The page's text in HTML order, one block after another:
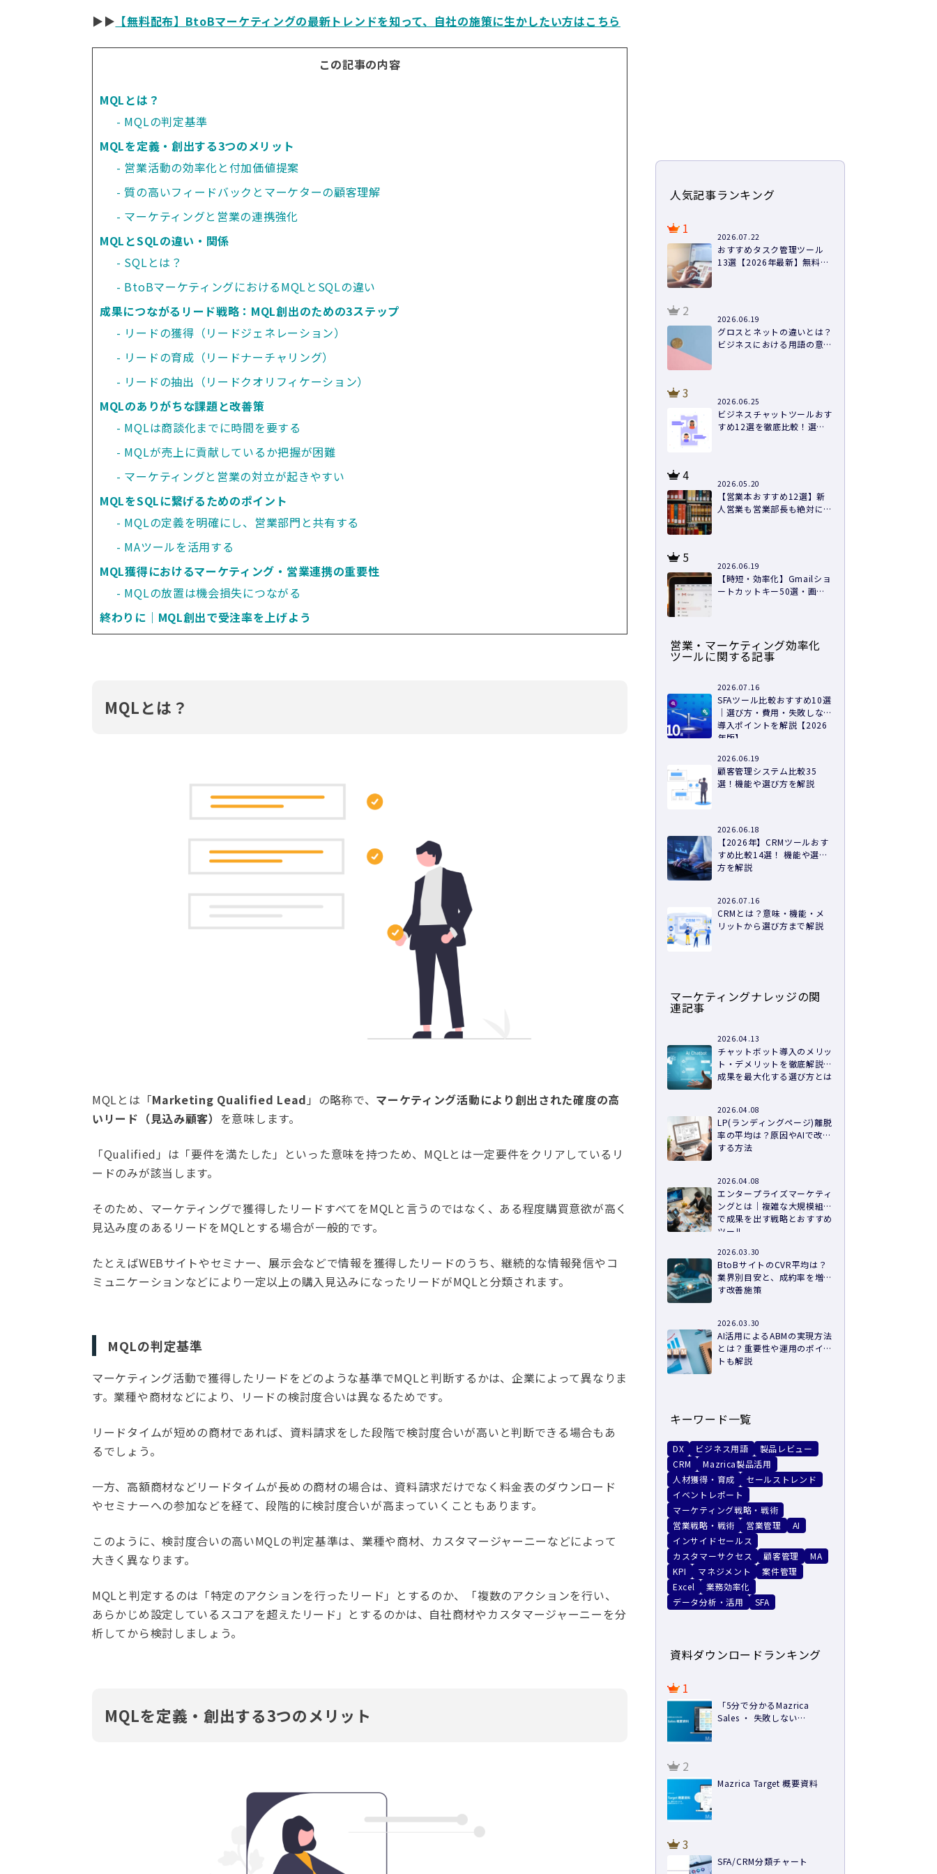
▶︎▶︎ 【無料配布】BtoBマーケティングの最新トレンドを知って、自社の施策に生かしたい方はこちら
この記事の内容
MQLとは？
MQLの判定基準
MQLを定義・創出する3つのメリット
営業活動の効率化と付加価値提案
質の高いフィードバックとマーケターの顧客理解
マーケティングと営業の連携強化
MQLとSQLの違い・関係
SQLとは？
BtoBマーケティングにおけるMQLとSQLの違い
成果につながるリード戦略：MQL創出のための3ステップ
リードの獲得（リードジェネレーション）
リードの育成（リードナーチャリング）
リードの抽出（リードクオリフィケーション）
MQLのありがちな課題と改善策
MQLは商談化までに時間を要する
MQLが売上に貢献しているか把握が困難
マーケティングと営業の対立が起きやすい
MQLをSQLに繋げるためのポイント
MQLの定義を明確にし、営業部門と共有する
MAツールを活用する
MQL獲得におけるマーケティング・営業連携の重要性
MQLの放置は機会損失につながる
終わりに｜MQL創出で受注率を上げよう
MQLとは？
MQLとは「Marketing Qualified Lead 」の略称で、 マーケティング活動により創出された確度の高
いリード（見込み顧客） を意味します。
「Qualified」は「要件を満たした」といった意味を持つため、MQLとは一定要件をクリアしているリ
ードのみが該当します。
そのため、マーケティングで獲得したリードすべてをMQLと言うのではなく、ある程度購買意欲が高く
見込み度のあるリードをMQLとする場合が一般的です。
たとえばWEBサイトやセミナー、展示会などで情報を獲得したリードのうち、継続的な情報発信やコ
ミュニケーションなどにより一定以上の購入見込みになったリードがMQLと分類されます。
MQLの判定基準
マーケティング活動で獲得したリードをどのような基準でMQLと判断するかは、企業によって異なりま
す。業種や商材などにより、リードの検討度合いは異なるためです。
リードタイムが短めの商材であれば、資料請求をした段階で検討度合いが高いと判断できる場合もあ
るでしょう。
一方、高額商材などリードタイムが長めの商材の場合は、資料請求だけでなく料金表のダウンロード
やセミナーへの参加などを経て、段階的に検討度合いが高まっていくこともあります。
このように、検討度合いの高いMQLの判定基準は、業種や商材、カスタマージャーニーなどによって
大きく異なります。
MQLと判定するのは「特定のアクションを行ったリード」とするのか、「複数のアクションを行い、
あらかじめ設定しているスコアを超えたリード」とするのかは、自社商材やカスタマージャーニーを分
析してから検討しましょう。
MQLを定義・創出する3つのメリット
人気記事ランキング
1
2026.07.22
おすすめタスク管理ツール
13選【2026年最新】無料あ
2
2026.06.19
グロスとネットの違いとは？
ビジネスにおける用語の意味
3
2026.06.25
ビジネスチャットツールおす
すめ12選を徹底比較！選び
4
2026.05.20
【営業本おすすめ12選】新
人営業も営業部長も絶対に読
5
2026.06.19
【時短・効率化】Gmailショ
ートカットキー50選・画像
営業・マーケティング効率化
ツールに関する記事
2026.07.16
SFAツール比較おすすめ10選
｜選び方・費用・失敗しない
導入ポイントを解説【2026
年版】
2026.06.19
顧客管理システム比較35
選！機能や選び方を解説
2026.06.18
【2026年】CRMツールおす
すめ比較14選！ 機能や選び
方を解説
2026.07.16
CRMとは？意味・機能・メ
リットから選び方まで解説
マーケティングナレッジの関
連記事
2026.04.13
チャットボット導入のメリッ
ト・デメリットを徹底解説！
成果を最大化する選び方とは
2026.04.08
LP(ランディングページ)離脱
率の平均は？原因やAIで改善
する方法
2026.04.08
エンタープライズマーケティ
ングとは｜複雑な大規模組織
で成果を出す戦略とおすすめ
ツール
2026.03.30
BtoBサイトのCVR平均は？
業界別目安と、成約率を増や
す改善施策
2026.03.30
AI活用によるABMの実現方法
とは？重要性や運用のポイン
トも解説
キーワード一覧
DX ビジネス用語
製品レビュー
CRM
Mazrica製品活用
人材獲得・育成
セールストレンド
イベントレポート
マーケティング戦略・戦術
営業戦略・戦術
営業管理
AI
インサイドセールス
カスタマーサクセス
顧客管理
MA
KPI
マネジメント
案件管理
Excel
業務効率化
データ分析・活用
SFA
資料ダウンロードランキング
1
「5分で分かるMazrica
Sales ・ 失敗しない
2
Mazrica Target 概要資料
3
SFA/CRM分類チャート